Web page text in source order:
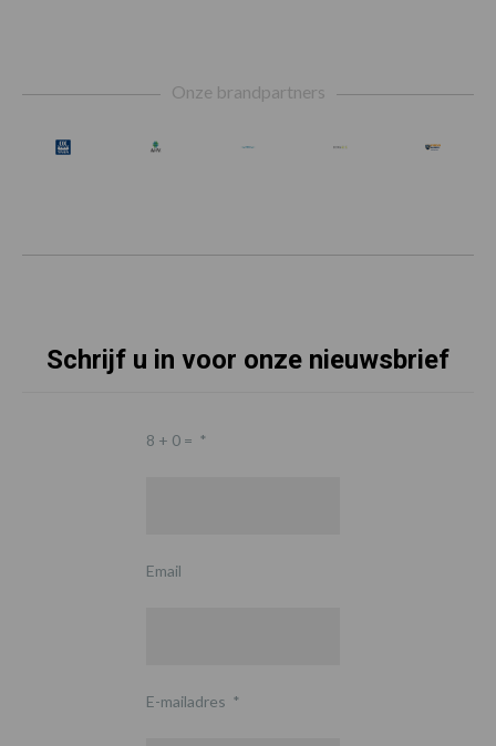
Onze brandpartners
Schrijf u in voor onze nieuwsbrief
8 + 0 = *
Email
E-mailadres *